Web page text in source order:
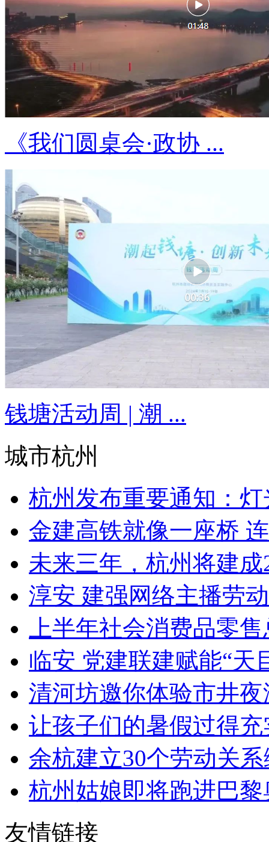
《我们圆桌会·政协 ...
钱塘活动周 | 潮 ...
城市杭州
杭州发布重要通知：
金建高铁就像一座桥
未来三年，杭州将建成
淳安 建强网络主播劳
上半年社会消费品零
临安 党建联建赋能“天
清河坊邀你体验市井夜
让孩子们的暑假过得
余杭建立30个劳动关
杭州姑娘即将跑进巴
友情链接